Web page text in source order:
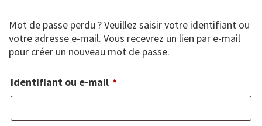
Mot de passe perdu ? Veuillez saisir votre identifiant ou
votre adresse e-mail. Vous recevrez un lien par e-mail
pour créer un nouveau mot de passe.
Identifiant ou e-mail *Obligatoire